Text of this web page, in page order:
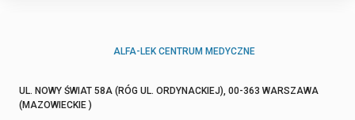
ALFA-LEK CENTRUM MEDYCZNE
UL. NOWY ŚWIAT 58A (RÓG UL. ORDYNACKIEJ), 00-363 WARSZAWA
(MAZOWIECKIE )